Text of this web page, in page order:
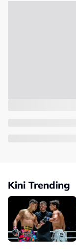
Kini Trending